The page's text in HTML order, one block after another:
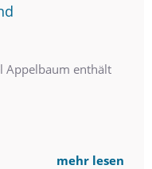
Appelbaum enthält
mehr lesen